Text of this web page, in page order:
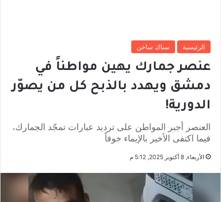
الرئيسية سناك ساخن
عنصر جمارك يهين مواطناً في
دمشق ويهدد بالذبح كل من يصوّر
الدورية!
العنصر أجبر المواطن على ترديد عبارات تمجّد الجمارك،
فيما اكتفى الأخير بالإيماء خوفاً
الأربعاء, 8 أكتوبر 2025, 5:12 م